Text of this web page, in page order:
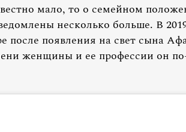
мало, то о семейном
несколько больше. В
после появления на свет сына
женщины и ее профессии он